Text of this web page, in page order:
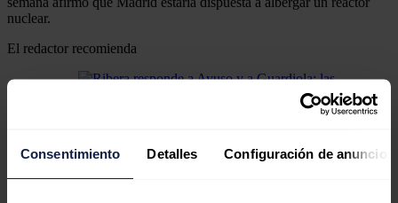
Consentimiento Detalles Configuración de anuncios
nuclear.
El redactor recomienda
Ribera responde a Ayuso y a